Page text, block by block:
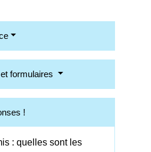
formulaires
!
: quelles sont les